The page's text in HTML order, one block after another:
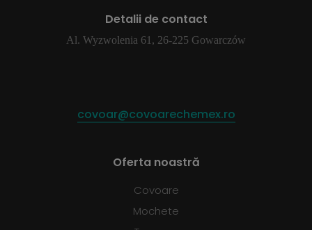
Detalii de contact
Al. Wyzwolenia 61, 26-225 Gowarczów
covoar@covoarechemex.ro
Oferta noastră
Covoare
Mochete